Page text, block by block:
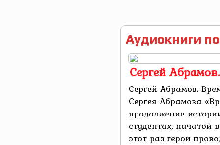
Аудиокниги
Сергей
Сергей Абрамов.
Сергея Абрамова
продолжение
студентах, начатой
этот раз герои